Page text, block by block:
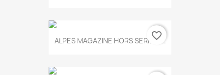
ALPES MAGAZINE HORS SERIE N...
favorite_border